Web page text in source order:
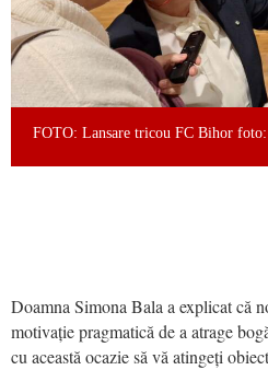
FOTO: Lansare tricou FC Bihor
Doamna Simona Bala a explicat că
motivație pragmatică de a atrage
cu această ocazie să vă atingeți